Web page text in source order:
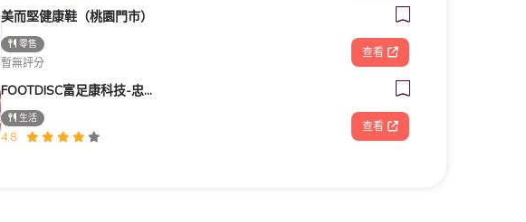
美而堅健康鞋（桃園門市）
零售
暫無評分
查看
FOOTDISC富足康科技-忠孝直營門市
生活
4.8
查看